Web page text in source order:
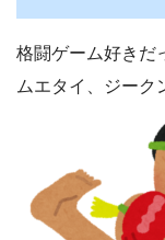
格闘ゲーム好きだ
ムエタイ、ジーク